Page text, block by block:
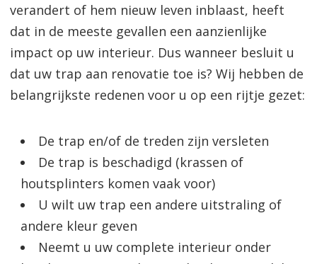
verandert of hem nieuw leven inblaast, heeft
dat in de meeste gevallen een aanzienlijke
impact op uw interieur. Dus wanneer besluit u
dat uw trap aan renovatie toe is? Wij hebben de
belangrijkste redenen voor u op een rijtje gezet:
De trap en/of de treden zijn versleten
De trap is beschadigd (krassen of
houtsplinters komen vaak voor)
U wilt uw trap een andere uitstraling of
andere kleur geven
Neemt u uw complete interieur onder